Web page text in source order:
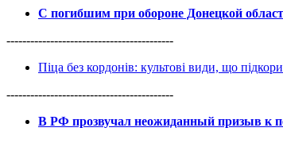
С погибшим при обороне Донецкой
------------------------------------------
Піца без кордонів: культові види, що
------------------------------------------
В РФ прозвучал неожиданный призыв к